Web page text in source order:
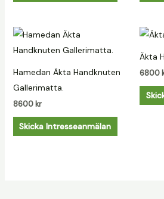
Hamedan Äkta Handknuten
Gallerimatta.
8600 kr
Skicka Intresseanmälan
Äkta
6800